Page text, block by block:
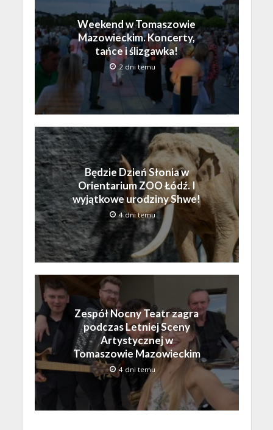
Weekend w Tomaszowie
Mazowieckim. Koncerty,
tańce i ślizgawka!
2 dni temu
Będzie Dzień Słonia w
Orientarium ZOO Łódź. I
wyjątkowe urodziny Shwe!
4 dni temu
Zespół Nocny Teatr zagra
podczas Letniej Sceny
Artystycznej w
Tomaszowie Mazowieckim
4 dni temu